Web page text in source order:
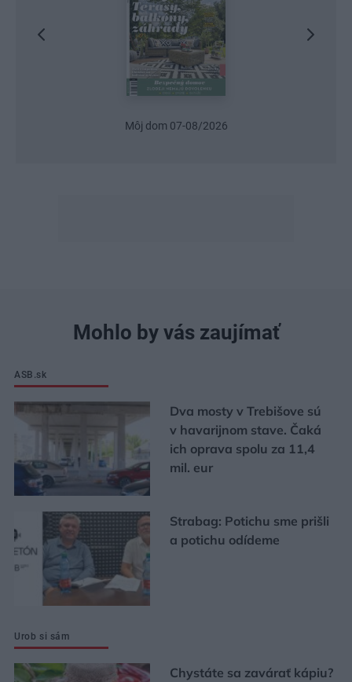
Môj dom 07-08/2026
Mohlo by vás zaujímať
ASB.sk
Dva mosty v Trebišove sú
v havarijnom stave. Čaká
ich oprava spolu za 11,4
mil. eur
Strabag: Potichu sme prišli
a potichu odídeme
Urob si sám
Chystáte sa zavárať kápiu?